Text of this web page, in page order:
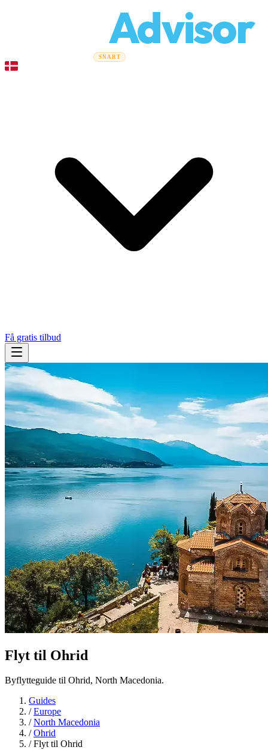
Advisor
Flyttefirmaer SNART
Få gratis tilbud
Flyt til Ohrid
Byflytteguide til Ohrid, North Macedonia.
Guides
/Europe
/North Macedonia
/Ohrid
/Flyt til Ohrid